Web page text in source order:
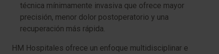
técnica mínimamente invasiva que ofrece mayor
precisión, menor dolor postoperatorio y una
recuperación más rápida.
HM Hospitales ofrece un enfoque multidisciplinar e